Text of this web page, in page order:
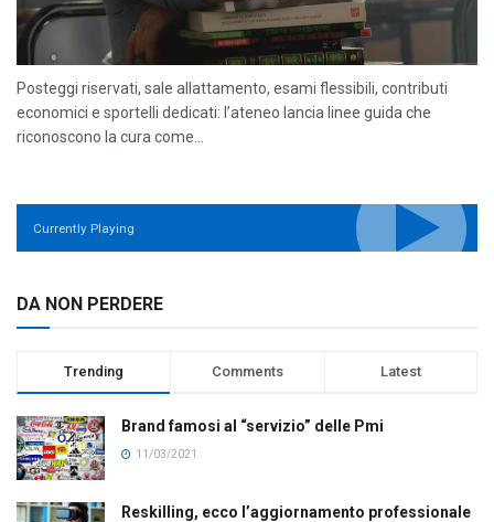
Posteggi riservati, sale allattamento, esami flessibili, contributi
economici e sportelli dedicati: l’ateneo lancia linee guida che
riconoscono la cura come...
Currently Playing
DA NON PERDERE
Trending Comments Latest
Brand famosi al “servizio” delle Pmi
11/03/2021
Reskilling, ecco l’aggiornamento professionale